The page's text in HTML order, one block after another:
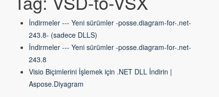
İndirmeler --- Yeni sürümler -posse.diagram-for-.net-
243.8- (sadece DLLS)
İndirmeler --- Yeni sürümler -posse.diagram-for-.net-
243.8
Visio Biçimlerini İşlemek için .NET DLL İndirin |
Aspose.Diyagram